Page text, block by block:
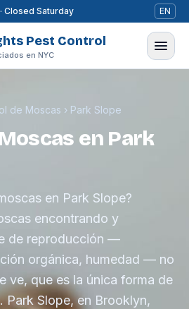
Closed Saturday EN
Pest Control
en NYC
de Moscas › Park Slope
en Park
en Park Slope?
encontrando y
de reproducción —
orgánica, humedad — no
ve, que es la única forma de
Park Slope, en Brooklyn,